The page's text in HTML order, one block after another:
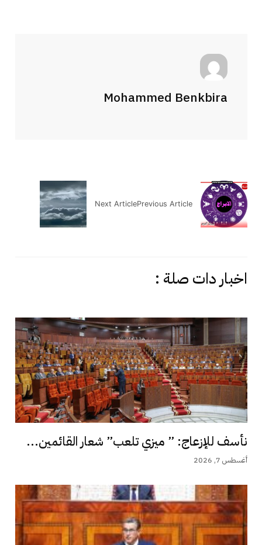
Mohammed Benkbira
Previous Article
Next Article
اخبار دات صلة :
نأسف للإزعاج: ” ميزي تلعب” شعار القائمين...
أغسطس 7, 2026